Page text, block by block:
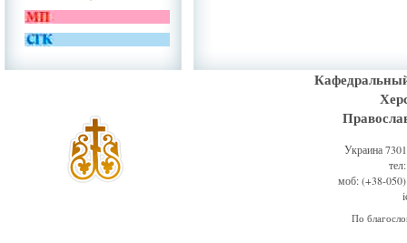
Украина
моб: (+38-
По